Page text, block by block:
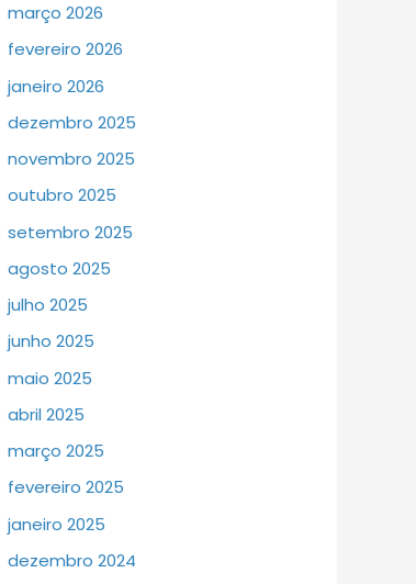
março 2026
fevereiro 2026
janeiro 2026
dezembro 2025
novembro 2025
outubro 2025
setembro 2025
agosto 2025
julho 2025
junho 2025
maio 2025
abril 2025
março 2025
fevereiro 2025
janeiro 2025
dezembro 2024